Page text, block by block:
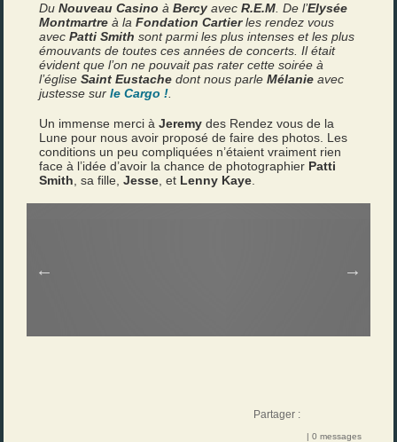
DuNouveau Casino àBercyavecR.E.M . De l’Elysée
Montmartre à laFondation Cartierles rendez vous
avec Patti Smithsont parmi les plus intenses et les plus
émouvants de toutes ces années de concerts. Il était
évident que l’on ne pouvait pas rater cette soirée à
l’église Saint Eustache dont nous parleMélanieavec
justesse surle Cargo !
Un immense merci àJeremydes Rendez vous de la
Lune pour nous avoir proposé de faire des photos. Les
conditions un peu compliquées n’étaient vraiment rien
face à l’idée d’avoir la chance de photographier Patti
Smith , sa fille,Jesse , et Lenny Kaye
Partager :
| 0 messages